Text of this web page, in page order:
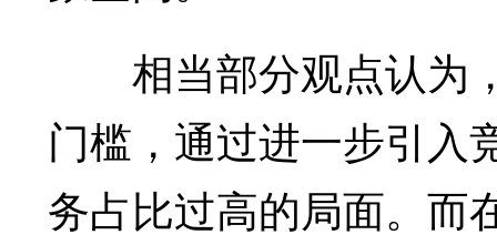
相当部分观点认为
门槛，通过进一步引入
务占比过高的局面。而